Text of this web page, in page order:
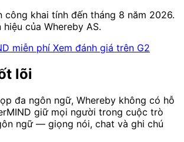
công khai tính đến tháng 8 năm 2026.
của Whereby AS.
miễn phí Xem đánh giá trên G2
lõi
đa ngôn ngữ, Whereby không có hỗ
giữ mọi người trong cuộc trò
ngữ — giọng nói, chat và ghi chú